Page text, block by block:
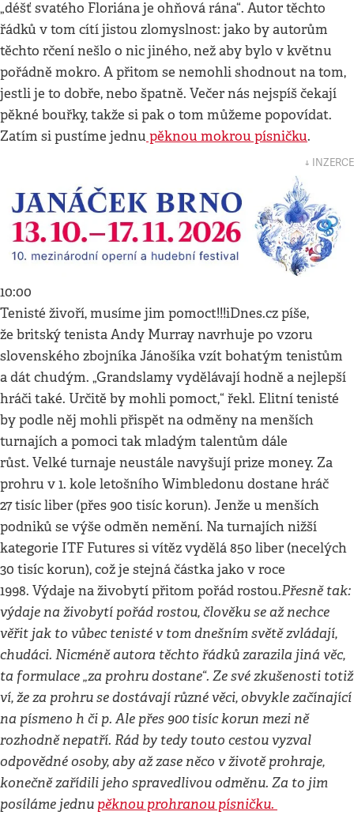
„déšť svatého Floriána je ohňová rána“. Autor těchto
řádků v tom cítí jistou zlomyslnost: jako by autorům
těchto rčení nešlo o nic jiného, než aby bylo v květnu
pořádně mokro. A přitom se nemohli shodnout na tom,
jestli je to dobře, nebo špatně. Večer nás nejspíš čekají
pěkné bouřky, takže si pak o tom můžeme popovídat.
Zatím si pustíme jednu pěknou mokrou písničku.
↓ INZERCE
10:00
Tenisté živoří, musíme jim pomoct!!!iDnes.cz píše,
že britský tenista Andy Murray navrhuje po vzoru
slovenského zbojníka Jánošíka vzít bohatým tenistům
a dát chudým. „Grandslamy vydělávají hodně a nejlepší
hráči také. Určitě by mohli pomoct,“ řekl. Elitní tenisté
by podle něj mohli přispět na odměny na menších
turnajích a pomoci tak mladým talentům dále
růst. Velké turnaje neustále navyšují prize money. Za
prohru v 1. kole letošního Wimbledonu dostane hráč
27 tisíc liber (přes 900 tisíc korun). Jenže u menších
podniků se výše odměn nemění. Na turnajích nižší
kategorie ITF Futures si vítěz vydělá 850 liber (necelých
30 tisíc korun), což je stejná částka jako v roce
1998. Výdaje na živobytí přitom pořád rostou.Přesně tak:
výdaje na živobytí pořád rostou, člověku se až nechce
věřit jak to vůbec tenisté v tom dnešním světě zvládají,
chudáci. Nicméně autora těchto řádků zarazila jiná věc,
ta formulace „za prohru dostane“. Ze své zkušenosti totiž
ví, že za prohru se dostávají různé věci, obvykle začínající
na písmeno h či p. Ale přes 900 tisíc korun mezi ně
rozhodně nepatří. Rád by tedy touto cestou vyzval
odpovědné osoby, aby až zase něco v životě prohraje,
konečně zařídili jeho spravedlivou odměnu. Za to jim
posíláme jednu pěknou prohranou písničku.